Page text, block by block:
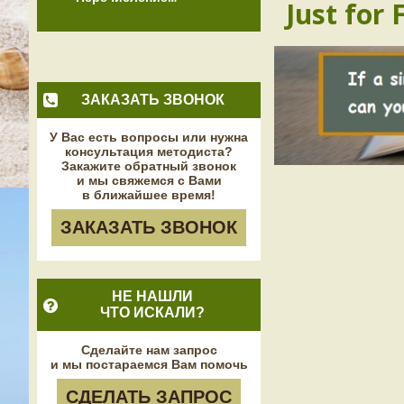
ЗАКАЗАТЬ ЗВОНОК
У Вас есть вопросы или нужна
консультация методиста?
Закажите обратный звонок
и мы свяжемся с Вами
в ближайшее время!
ЗАКАЗАТЬ ЗВОНОК
НЕ НАШЛИ
ЧТО ИСКАЛИ?
Сделайте нам запрос
и мы постараемся Вам помочь
СДЕЛАТЬ ЗАПРОС
Just for